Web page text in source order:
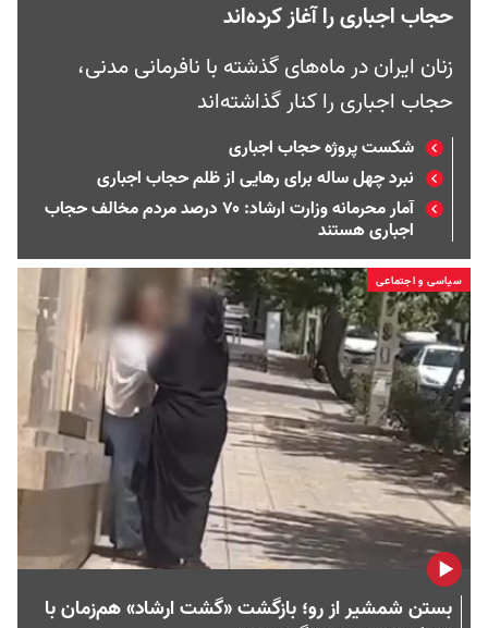
حجاب اجباری را آغاز کرده‌اند
زنان ایران در ماه‌های گذشته با نافرمانی مدنی،
حجاب اجباری را کنار گذاشته‌اند
شکست پروژه حجاب اجباری
نبرد چهل ساله برای رهایی از ظلم حجاب اجباری
آمار محرمانه وزارت ارشاد: ۷۰ درصد مردم مخالف حجاب
اجباری هستند
سیاسی و اجتماعی
بستن شمشیر از رو؛ بازگشت «گشت ارشاد» هم‌زمان با